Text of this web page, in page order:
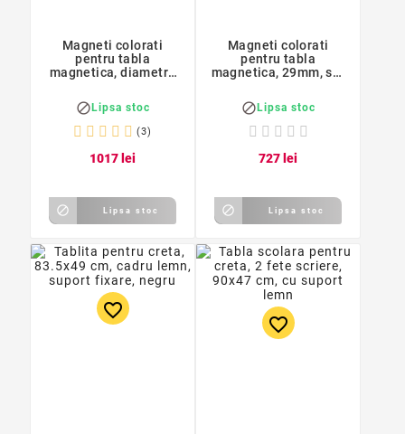
Magneti colorati
pentru tabla
magnetica, diametru
Lipsa stoc
(3)
1017 lei
 Lipsa stoc
Magneti colorati
pentru tabla
magnetica, 29mm, set
Lipsa stoc
727 lei
 Lipsa stoc
favorite_border
favorite_border